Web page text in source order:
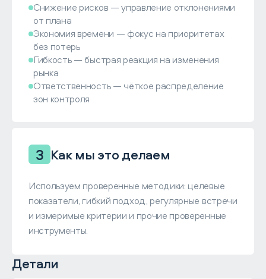
Снижение рисков — управление отклонениями
от плана
Экономия времени — фокус на приоритетах
без потерь
Гибкость — быстрая реакция на изменения
рынка
Ответственность — чёткое распределение
зон контроля
3 Как мы это делаем
Используем проверенные методики: целевые
показатели, гибкий подход, регулярные встречи
и измеримые критерии и прочие проверенные
инструменты.
Детали